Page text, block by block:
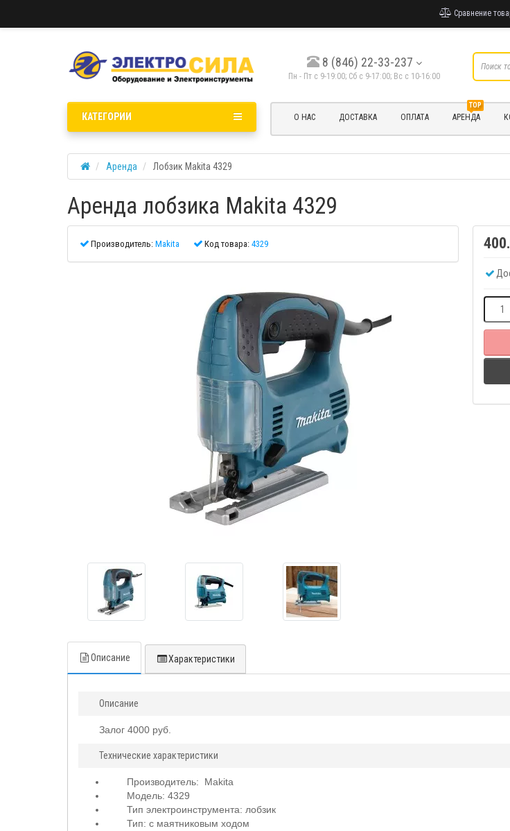
Сравнение
8 (846) 22-33-237
Пн - Пт с 9-19:00; Cб с 9-17:00; Вс с 10-16:00
О НАС ДОСТАВКА ОПЛАТА
TOP
АРЕНДА
КАТЕГОРИИ
Аренда Лобзик Makita 4329
Аренда лобзика Makita 4329
Производитель: Makita Код товара: 4329
Описание Характеристики
Описание
Залог 4000 руб.
Технические характеристики
Производитель: Makita
Модель: 4329
Тип электроинструмента: лобзик
Тип: с маятниковым ходом